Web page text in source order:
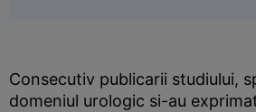
Consecutiv publicarii studiului,
domeniul urologic si-au